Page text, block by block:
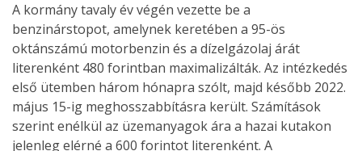
A kormány tavaly év végén vezette be a
benzinárstopot, amelynek keretében a 95-ös
oktánszámú motorbenzin és a dízelgázolaj árát
literenként 480 forintban maximalizálták. Az intézkedés
első ütemben három hónapra szólt, majd később 2022.
május 15-ig meghosszabbításra került. Számítások
szerint enélkül az üzemanyagok ára a hazai kutakon
jelenleg elérné a 600 forintot literenként. A